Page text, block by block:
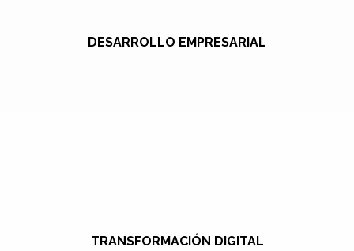
DESARROLLO EMPRESARIAL
TRANSFORMACIÓN DIGITAL